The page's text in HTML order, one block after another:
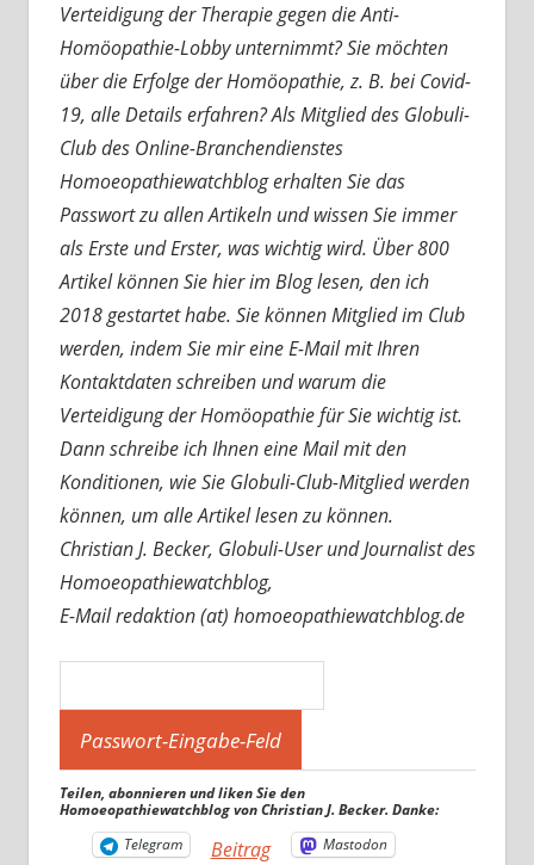
Verteidigung der Therapie gegen die Anti-
Homöopathie-Lobby unternimmt? Sie möchten
über die Erfolge der Homöopathie, z. B. bei Covid-
19, alle Details erfahren? Als Mitglied des Globuli-
Club des Online-Branchendienstes
Homoeopathiewatchblog erhalten Sie das
Passwort zu allen Artikeln und wissen Sie immer
als Erste und Erster, was wichtig wird. Über 800
Artikel können Sie hier im Blog lesen, den ich
2018 gestartet habe. Sie können Mitglied im Club
werden, indem Sie mir eine E-Mail mit Ihren
Kontaktdaten schreiben und warum die
Verteidigung der Homöopathie für Sie wichtig ist.
Dann schreibe ich Ihnen eine Mail mit den
Konditionen, wie Sie Globuli-Club-Mitglied werden
können, um alle Artikel lesen zu können.
Christian J. Becker, Globuli-User und Journalist des
Homoeopathiewatchblog,
E-Mail redaktion (at) homoeopathiewatchblog.de
Teilen, abonnieren und liken Sie den
Homoeopathiewatchblog von Christian J. Becker. Danke:
Telegram
Beitrag Mastodon